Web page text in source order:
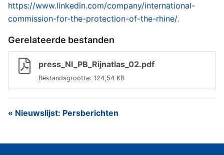
https://www.linkedin.com/company/international-
commission-for-the-protection-of-the-rhine/.
Gerelateerde bestanden
press_Nl_PB_Rijnatlas_02.pdf
Bestandsgrootte: 124,54 KB
« Nieuwslijst: Persberichten